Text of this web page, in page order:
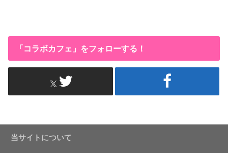
「コラボカフェ」をフォローする！
当サイトについて